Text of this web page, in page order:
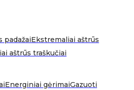
padažaiEkstremaliai aštrūs
aštrūs traškučiai
Energiniai gėrimaiGazuoti